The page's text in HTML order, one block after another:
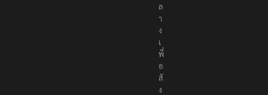
ล
า
ง
เ
พื่
อ
สั
ง